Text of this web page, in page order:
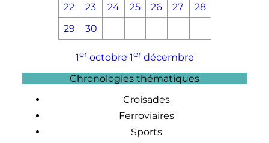
22
23 24 25 26 27
28
29
30
1eroctobre 1erdécembre
Chronologies thématiques
Croisades
Ferroviaires
Sports